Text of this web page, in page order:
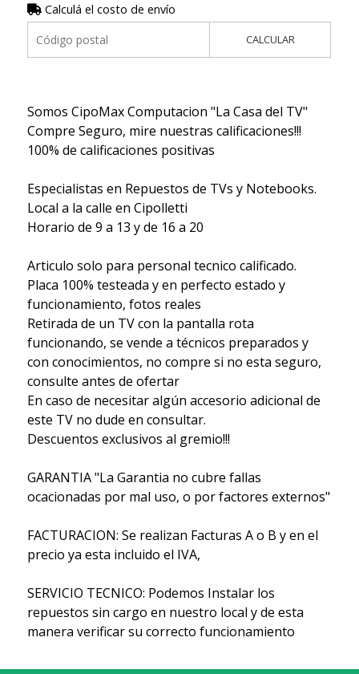
Calculá el costo de envío
CALCULAR
Somos CipoMax Computacion "La Casa del TV"
Compre Seguro, mire nuestras calificaciones!!!
100% de calificaciones positivas
Especialistas en Repuestos de TVs y Notebooks.
Local a la calle en Cipolletti
Horario de 9 a 13 y de 16 a 20
Articulo solo para personal tecnico calificado.
Placa 100% testeada y en perfecto estado y
funcionamiento, fotos reales
Retirada de un TV con la pantalla rota
funcionando, se vende a técnicos preparados y
con conocimientos, no compre si no esta seguro,
consulte antes de ofertar
En caso de necesitar algún accesorio adicional de
este TV no dude en consultar.
Descuentos exclusivos al gremio!!!
GARANTIA "La Garantia no cubre fallas
ocacionadas por mal uso, o por factores externos"
FACTURACION: Se realizan Facturas A o B y en el
precio ya esta incluido el IVA,
SERVICIO TECNICO: Podemos Instalar los
repuestos sin cargo en nuestro local y de esta
manera verificar su correcto funcionamiento